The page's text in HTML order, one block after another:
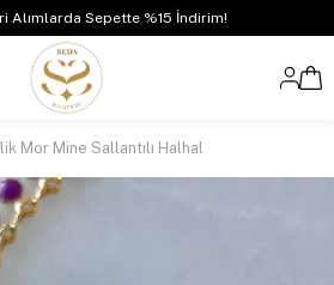
Alımlarda Sepette %15 İndirim!
Mor Mine Sallantılı Halhal